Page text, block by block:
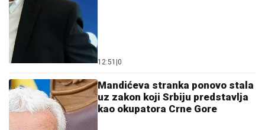
12:51 0
Mandićeva stranka ponovo stala
uz zakon koji Srbiju predstavlja
kao okupatora Crne Gore